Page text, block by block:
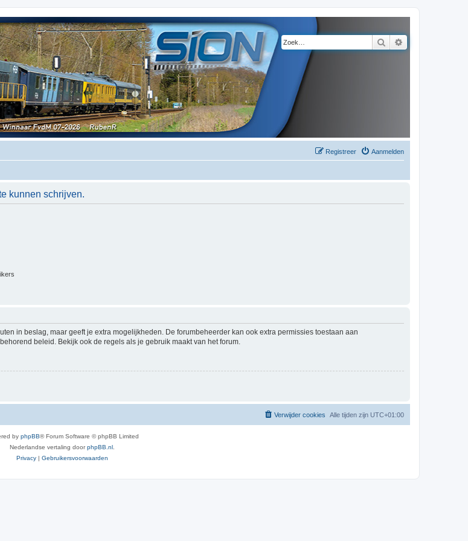
Zoek
Aanmelden
Registreer
kunnen schrijven.
in beslag, maar geeft je extra mogelijkheden. De forumbeheerder kan ook extra permissies toestaan aan
beleid. Bekijk ook de regels als je gebruik maakt van het forum.
Alle tijden zijn UTC+01:00
Verwijder cookies
by phpBB® Forum Software © phpBB Limited
Nederlandse vertaling doorphpBB.nl
Privacy | Gebruikersvoorwaarden